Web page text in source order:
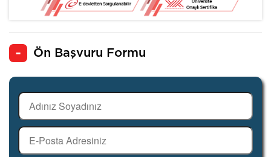
Ön Başvuru Formu